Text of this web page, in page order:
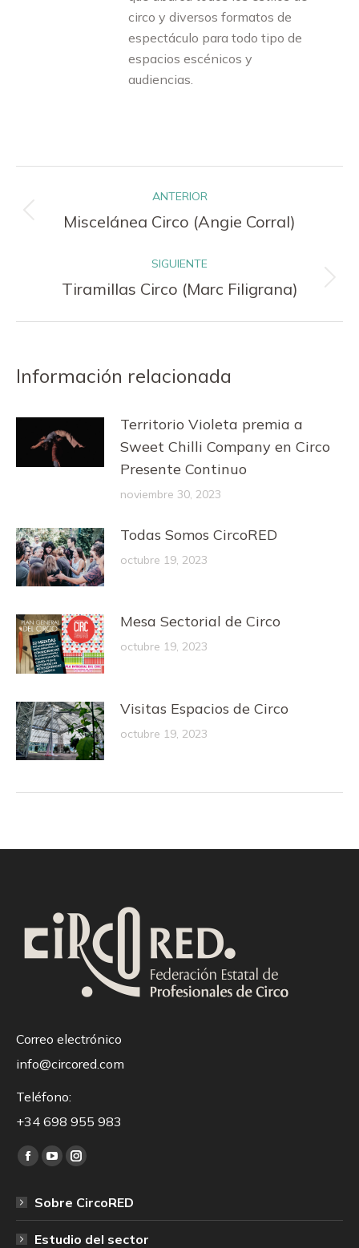
circo y diversos formatos de
espectáculo para todo tipo de
espacios escénicos y
audiencias.
entre
ANTERIOR
Publicación
Miscelánea Circo (Angie Corral)
SIGUIENTE
Publicación
Tiramillas Circo (Marc Filigrana)
Información relacionada
Territorio Violeta premia a
Sweet Chilli Company en Circo
Presente Continuo
noviembre 30, 2023
Todas Somos CircoRED
octubre 19, 2023
Mesa Sectorial de Circo
octubre 19, 2023
Visitas Espacios de Circo
octubre 19, 2023
Correo electrónico
info@circored.com
Teléfono:
+34 698 955 983
Encuéntranos en:
Facebook
opens
YouTube
opens
Instagram
opens
Sobre CircoRED
Estudio del sector